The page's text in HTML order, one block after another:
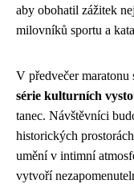
aby obohatil zážitek
milovníků sportu a
V předvečer maratonu
série kulturních
tanec. Návštěvníci
historických
umění v intimní
vytvoří